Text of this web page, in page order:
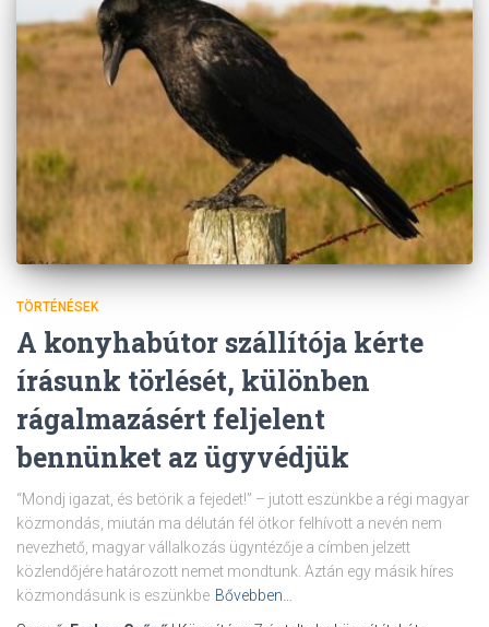
TÖRTÉNÉSEK
A konyhabútor szállítója kérte
írásunk törlését, különben
rágalmazásért feljelent
bennünket az ügyvédjük
“Mondj igazat, és betörik a fejedet!” – jutott eszünkbe a régi magyar
közmondás, miután ma délután fél ötkor felhívott a nevén nem
nevezhető, magyar vállalkozás ügyntézője a címben jelzett
közlendőjére határozott nemet mondtunk. Aztán egy másik híres
közmondásunk is eszünkbe Bővebben…